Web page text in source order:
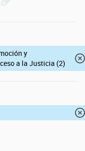
y
a la Justicia (2)